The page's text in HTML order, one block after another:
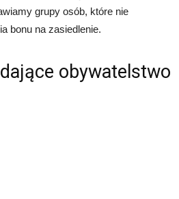
grupy osób, które nie
bonu na zasiedlenie.
obywatelstwo